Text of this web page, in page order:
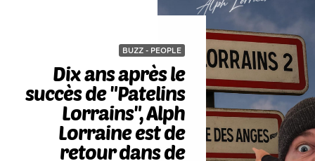
BUZZ - PEOPLE
Dix ans après le
succès de "Patelins
Lorrains", Alph
Lorraine est de
retour dans de